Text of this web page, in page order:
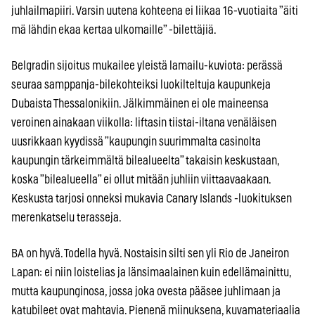
juhlailmapiiri. Varsin uutena kohteena ei liikaa 16-vuotiaita ”äiti
mä lähdin ekaa kertaa ulkomaille” -bilettäjiä.
Belgradin sijoitus mukailee yleistä lamailu-kuviota: perässä
seuraa samppanja-bilekohteiksi luokilteltuja kaupunkeja
Dubaista Thessalonikiin. Jälkimmäinen ei ole maineensa
veroinen ainakaan viikolla: liftasin tiistai-iltana venäläisen
uusrikkaan kyydissä ”kaupungin suurimmalta casinolta
kaupungin tärkeimmältä bilealueelta” takaisin keskustaan,
koska ”bilealueella” ei ollut mitään juhliin viittaavaakaan.
Keskusta tarjosi onneksi mukavia Canary Islands -luokituksen
merenkatselu terasseja.
BA on hyvä. Todella hyvä. Nostaisin silti sen yli Rio de Janeiron
Lapan: ei niin loistelias ja länsimaalainen kuin edellämainittu,
mutta kaupunginosa, jossa joka ovesta pääsee juhlimaan ja
katubileet ovat mahtavia. Pienenä miinuksena, kuvamateriaalia